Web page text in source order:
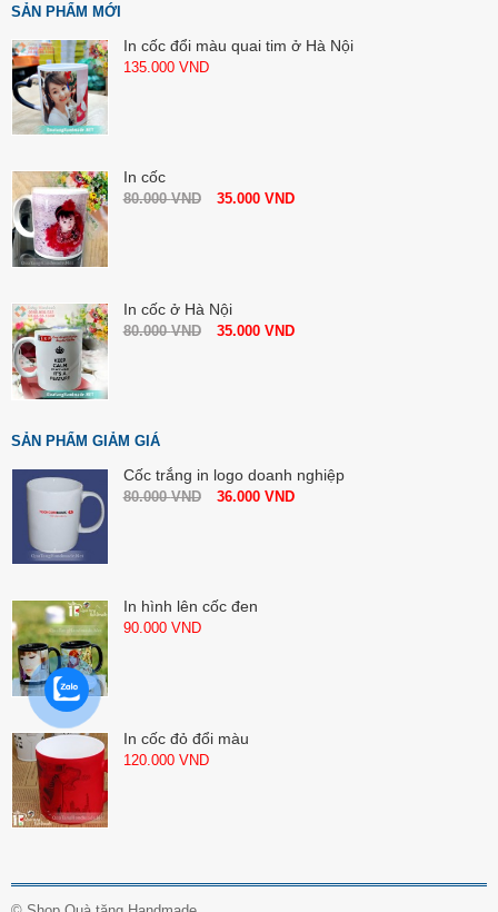
SẢN PHẨM MỚI
In cốc đổi màu quai tim ở Hà Nội
135.000 VND
In cốc
80.000VND 35.000 VND
In cốc ở Hà Nội
80.000VND 35.000 VND
SẢN PHẨM GIẢM GIÁ
Cốc trắng in logo doanh nghiệp
80.000VND 36.000 VND
In hình lên cốc đen
90.000 VND
In cốc đỏ đổi màu
120.000 VND